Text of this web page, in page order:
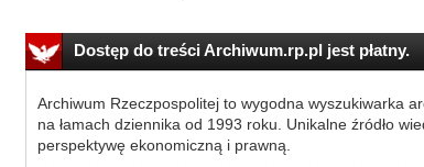
Dostęp do treści Archiwum.rp.pl jest płatny.
Archiwum Rzeczpospolitej to wygodna wyszukiwarka
na łamach dziennika od 1993 roku. Unikalne źródło
perspektywę ekonomiczną i prawną.